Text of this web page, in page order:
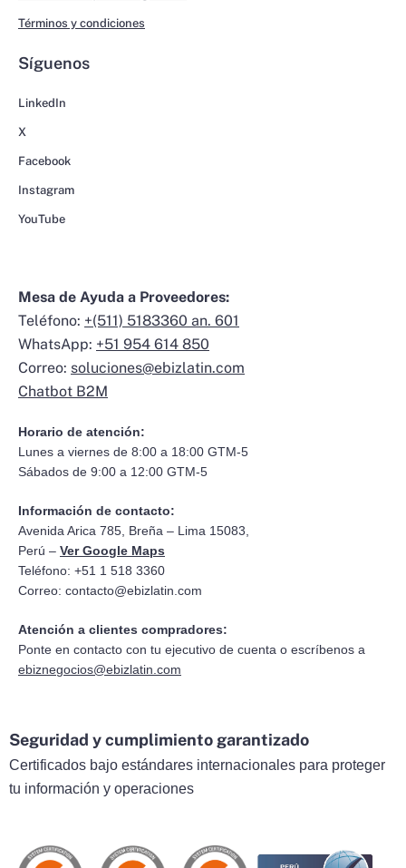
Términos y condiciones
Síguenos
LinkedIn
X
Facebook
Instagram
YouTube
Mesa de Ayuda a Proveedores:
Teléfono: +(511) 5183360 an. 601
WhatsApp: +51 954 614 850
Correo: soluciones@ebizlatin.com
Chatbot B2M
Horario de atención:
Lunes a viernes de 8:00 a 18:00 GTM-5
Sábados de 9:00 a 12:00 GTM-5
Información de contacto:
Avenida Arica 785, Breña – Lima 15083,
Perú – Ver Google Maps
Teléfono: +51 1 518 3360
Correo: contacto@ebizlatin.com
Atención a clientes compradores:
Ponte en contacto con tu ejecutivo de cuenta o escríbenos a
ebiznegocios@ebizlatin.com
Seguridad y cumplimiento garantizado
Certificados bajo estándares internacionales para proteger
tu información y operaciones